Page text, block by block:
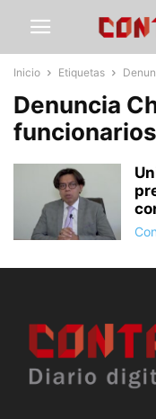
Inicio Etiquetas
Denuncia